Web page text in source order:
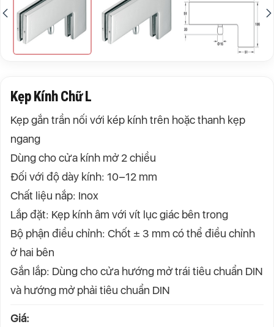
Kẹp Kính Chữ L
Kẹp gắn trần nối với kép kính trên hoặc thanh kẹp
ngang
Dùng cho cửa kính mở 2 chiều
Đối với độ dày kính: 10 – 12 mm
Chất liệu nắp: Inox
Lắp đặt: Kẹp kính âm với vít lục giác bên trong
Bộ phận điều chỉnh: Chốt ± 3 mm có thể điều chỉnh
ở hai bên
Gắn lắp: Dùng cho cửa hướng mở trái tiêu chuẩn DIN
và hướng mở phải tiêu chuẩn DIN
Giá: